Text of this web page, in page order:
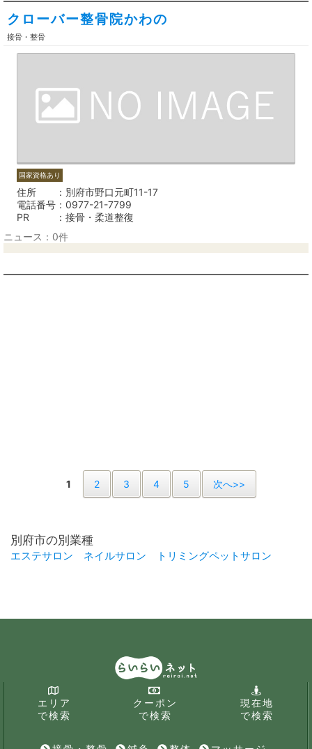
クローバー整骨院かわの
接骨・整骨
国家資格あり
住所
別府市野口元町11-17
電話番号
0977-21-7799
PR
接骨・柔道整復
ニュース：0件
1 2 3 4 5 次へ>>
別府市の別業種
エステサロン ネイルサロン トリミングペットサロン
エリア
で検索
クーポン
で検索
現在地
で検索